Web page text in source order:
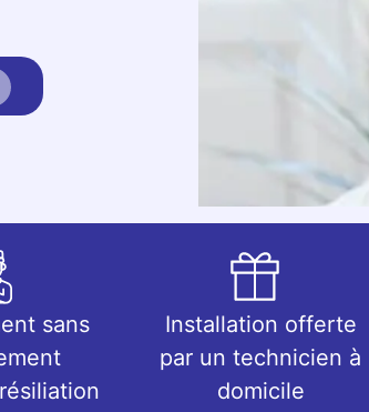
sans
Installation offerte
par un technicien à
domicile